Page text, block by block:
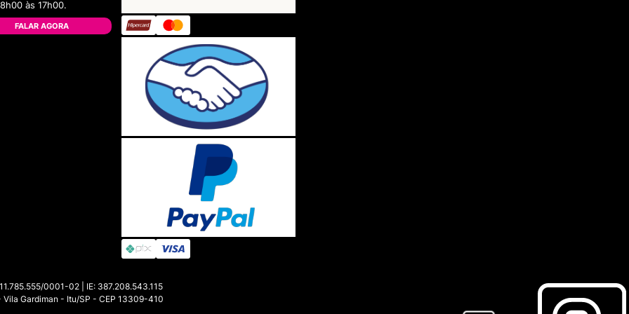
às 17h00.
FALAR AGORA
0001-02 | IE: 387.208.543.115
Vila Gardiman - Itu/SP - CEP 13309-410